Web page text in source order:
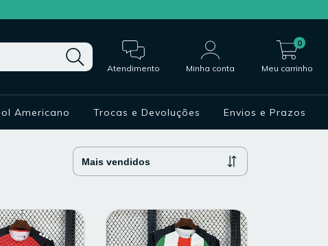
Atendimento Minha conta Meu carrinho
0
Americano Trocas e Devoluções Envios e Prazos